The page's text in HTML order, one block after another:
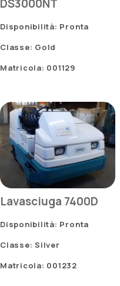
DS3000NT
Disponibilità: Pronta
Classe: Gold
Matricola: 001129
Lavasciuga 7400D
Disponibilità: Pronta
Classe: Silver
Matricola: 001232